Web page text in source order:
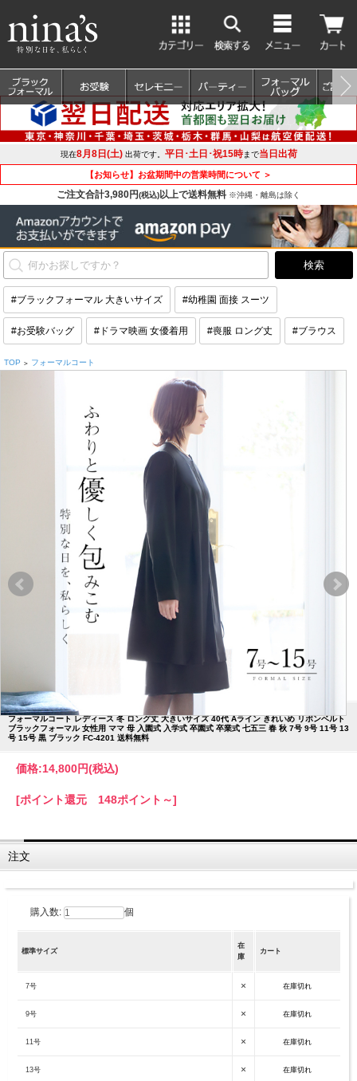
現在8月8日(土)出荷です。 平日･土日･祝15時まで当日出荷
【お知らせ】お盆期間中の営業時間について ＞
ご注文合計3,980円(税込)以上で送料無料 ※沖縄・離島は除く
#ブラックフォーマル 大きいサイズ #幼稚園 面接 スーツ
#お受験バッグ #ドラマ映画 女優着用 #喪服 ロング丈 #ブラウス
TOP > フォーマルコート
フォーマルコート レディース 冬 ロング丈 大きいサイズ 40代 Aライン きれいめ リボンベルト
ブラックフォーマル 女性用 ママ 母 入園式 入学式 卒園式 卒業式 七五三 春 秋 7号 9号 11号 13
号 15号 黒 ブラック FC-4201 送料無料
価格:14,800円(税込)
[ポイント還元 148ポイント～]
注文
購入数: 個
標準サイズ
在
庫
カート
7号 × 在庫切れ
9号 × 在庫切れ
11号 × 在庫切れ
13号 × 在庫切れ